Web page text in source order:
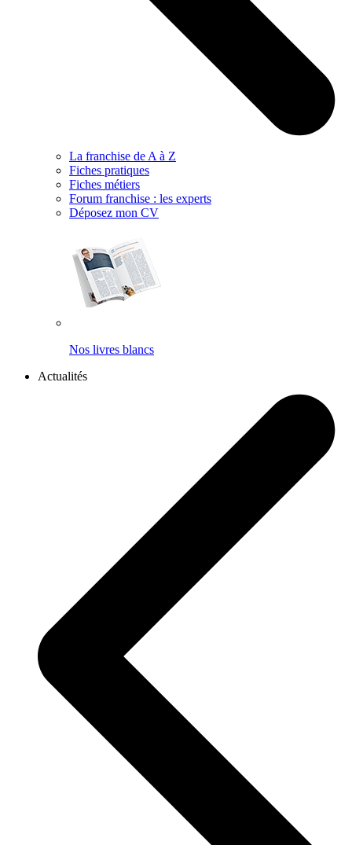
La franchise de A à Z
Fiches pratiques
Fiches métiers
Forum franchise : les experts
Déposez mon CV
Nos livres blancs
Actualités